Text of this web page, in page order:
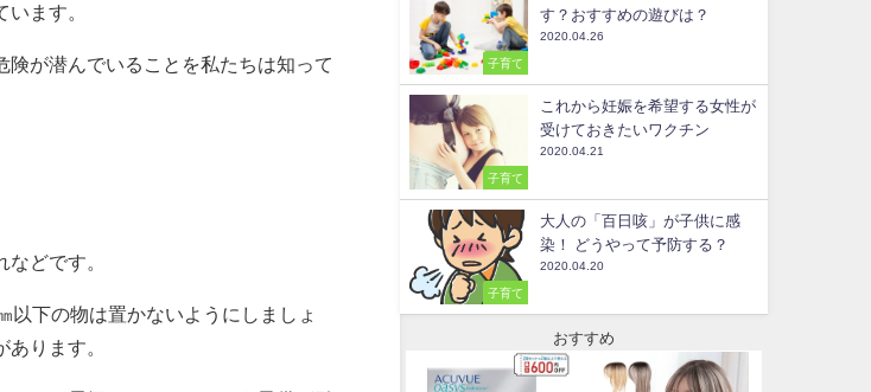
ます。
が潜んでいることを私たちは知って
どです。
以下の物は置かないようにしましょ
ります。
子育て
す？おすすめの遊びは？
2020.04.26
子育て
これから妊娠を希望する女性が
受けておきたいワクチン
2020.04.21
子育て
大人の「百日咳」が子供に感
染！ どうやって予防する？
2020.04.20
おすすめ